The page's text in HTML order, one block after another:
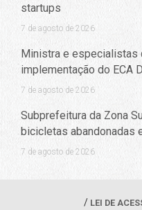
startups
7 de agosto de 2026
Ministra e
implementação do ECA
7 de agosto de 2026
Subprefeitura da Zona
bicicletas abandonadas
7 de agosto de 2026
LEI DE